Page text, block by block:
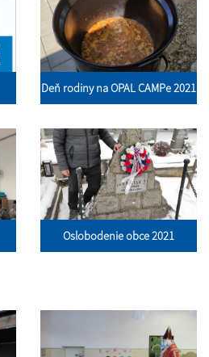
Deň rodiny na OPAL CAMPe 2021
Oslobodenie obce 2021